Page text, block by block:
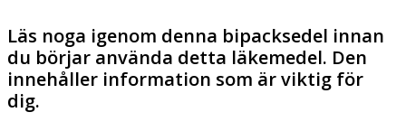
Läs noga igenom denna bipacksedel innan
du börjar använda detta läkemedel. Den
innehåller information som är viktig för
dig.